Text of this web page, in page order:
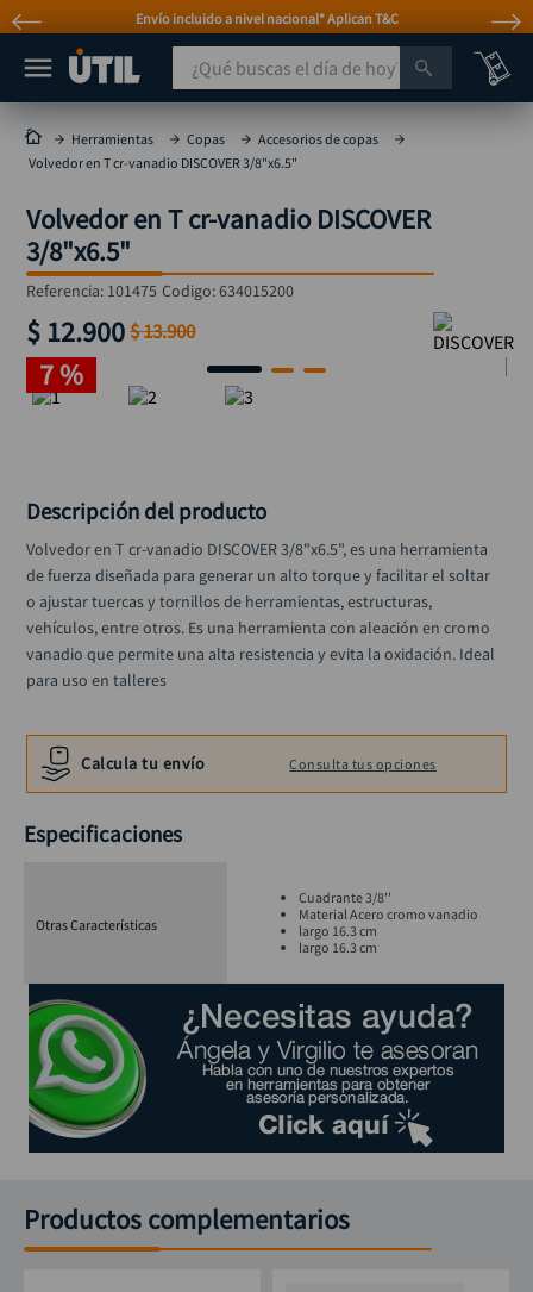
Aplican T&C Atención
¿Qué buscas el día de hoy?
Herramientas Copas
Accesorios de copas
Volvedor en T cr-vanadio DISCOVER 3/8"x6.5"
Volvedor en T cr-vanadio DISCOVER
3/8"x6.5"
Referencia: 101475 Codigo:634015200
$ 12.900 $13.900
7 %
Descripción del producto
Volvedor en T cr-vanadio DISCOVER 3/8"x6.5", es una herramienta
de fuerza diseñada para generar un alto torque y facilitar el soltar
o ajustar tuercas y tornillos de herramientas, estructuras,
vehículos, entre otros. Es una herramienta con aleación en cromo
vanadio que permite una alta resistencia y evita la oxidación. Ideal
para uso en talleres
Calcula tu envío Consulta tus opciones
Especificaciones
Otras Características
Cuadrante 3/8''
Material Acero cromo vanadio
largo 16.3 cm
largo 16.3 cm
Productos complementarios
MÁS BUSCADOS
taladro
taladros pulidoras
compresor
broca
sierra circular
hidrolavadora
taladro inalámbrico
llave impacto